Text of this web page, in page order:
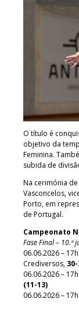
O título é
objetivo da
Feminina.
subida de
Na cerimónia
Vasconcelos,
Porto, em
de Portugal.
Campeonato
Fase Final – 10.ª
06.06.2026 –
Crediversos,
06.06.2026 –
(11-13)
06.06.2026 –